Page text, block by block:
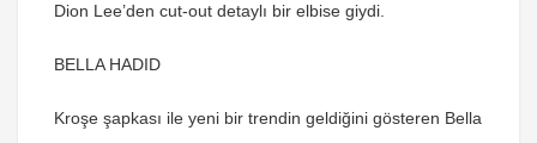
Dion Lee’den cut-out detaylı bir elbise giydi.
BELLA HADID
Kroşe şapkası ile yeni bir trendin geldiğini gösteren Bella